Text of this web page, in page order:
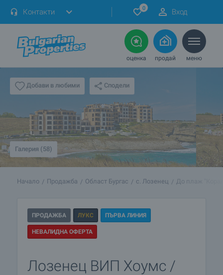
Контакти 0 Вход
оценка продай меню
Добави в любими Сподели
Галерия (58)
Начало Продажба Област Бургас с. Лозенец До плаж
ПРОДАЖБА ЛУКС ПЪРВА ЛИНИЯ
НЕВАЛИДНА ОФЕРТА
Лозенец ВИП Хоумс /